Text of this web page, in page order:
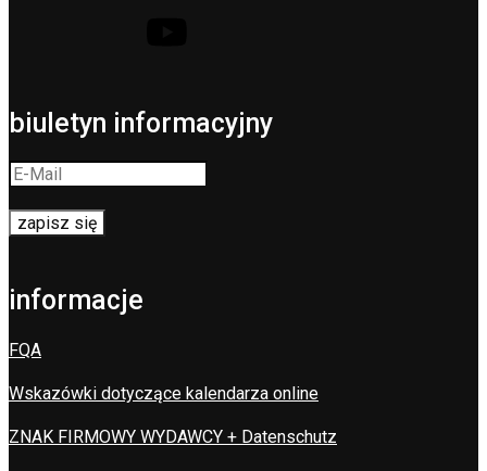
biuletyn informacyjny
informacje
FQA
Wskazówki dotyczące kalendarza online
ZNAK FIRMOWY WYDAWCY + Datenschutz